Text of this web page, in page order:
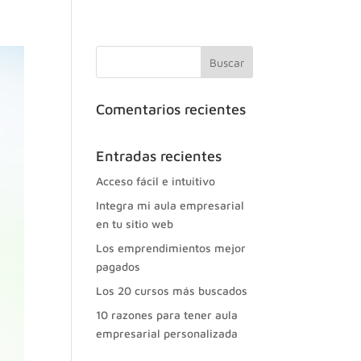
Comentarios recientes
Entradas recientes
Acceso fácil e intuitivo
Integra mi aula empresarial
en tu sitio web
Los emprendimientos mejor
pagados
Los 20 cursos más buscados
10 razones para tener aula
empresarial personalizada